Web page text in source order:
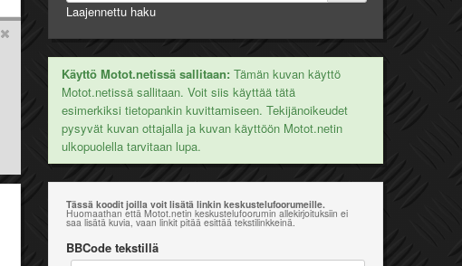
Laajennettu haku
Käyttö Motot.netissä sallitaan: Tämän kuvan käyttö
Motot.netissä sallitaan. Voit siis käyttää tätä
esimerkiksi tietopankin kuvittamiseen. Tekijänoikeudet
pysyvät kuvan ottajalla ja kuvan käyttöön Motot.netin
ulkopuolella tarvitaan lupa.
Tässä koodit joilla voit lisätä linkin keskustelufoorumeille.
Huomaathan että Motot.netin keskustelufoorumin allekirjoituksiin ei
saa lisätä kuvia, vaan linkit pitää esittää tekstilinkkeinä.
BBCode tekstillä